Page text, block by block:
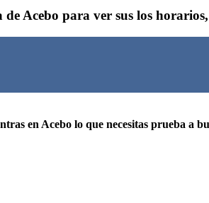
de Acebo para ver sus los
en Acebo lo que necesitas prueba a